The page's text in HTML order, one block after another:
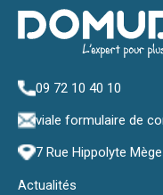
09 72 10 40 10
viale formulaire de
7 Rue Hippolyte
Actualités